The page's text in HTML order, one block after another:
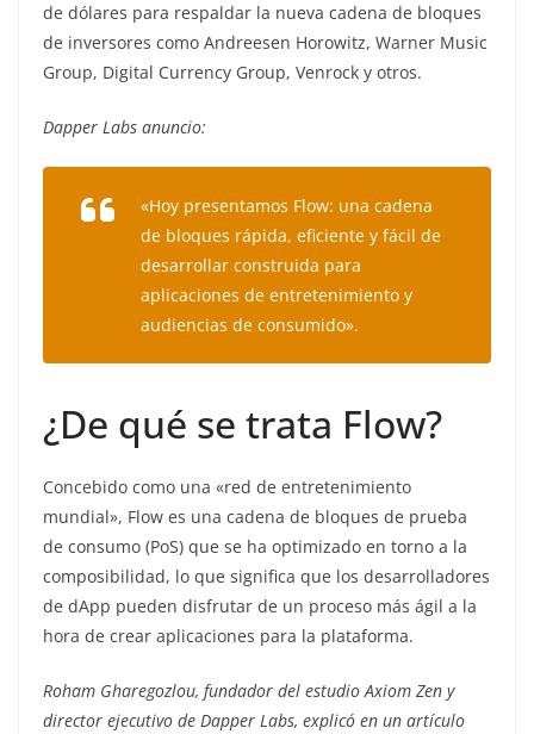
de dólares para respaldar la nueva cadena de bloques
de inversores como Andreesen Horowitz, Warner Music
Group, Digital Currency Group, Venrock y otros.
Dapper Labs anuncio:
«Hoy presentamos Flow: una cadena
de bloques rápida, eficiente y fácil de
desarrollar construida para
aplicaciones de entretenimiento y
audiencias de consumido».
¿De qué se trata Flow?
Concebido como una «red de entretenimiento
mundial», Flow es una cadena de bloques de prueba
de consumo (PoS) que se ha optimizado en torno a la
composibilidad, lo que significa que los desarrolladores
de dApp pueden disfrutar de un proceso más ágil a la
hora de crear aplicaciones para la plataforma.
Roham Gharegozlou, fundador del estudio Axiom Zen y
director ejecutivo de Dapper Labs, explicó en un artículo